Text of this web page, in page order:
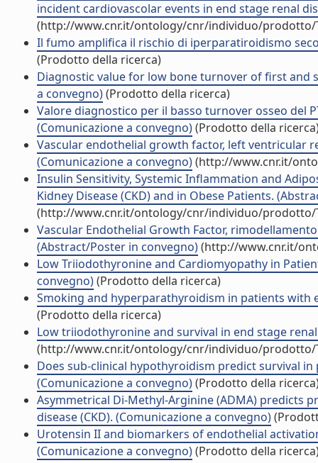
incident cardiovascolar events in end stage renal
(http://www.cnr.it/ontology/cnr/individuo/prodotto/
Il fumo amplifica il rischio di iperparatiroidismo
(Prodotto della ricerca)
Diagnostic value for low bone turnover of first and
a convegno)(Prodotto della ricerca)
Valore diagnostico per il basso turnover osseo del
(Comunicazione a convegno)(Prodotto della
Vascular endothelial growth factor, left ventricular
(Comunicazione a convegno)(http://www.cnr.it/
Insulin Sensitivity, Systemic Inflammation and
Kidney Disease (CKD) and in Obese Patients.
(http://www.cnr.it/ontology/cnr/individuo/prodotto/
Vascular Endothelial Growth Factor,
(Abstract/Poster in convegno)(http://www.cnr.it/
Low Triiodothyronine and Cardiomyopathy in
convegno)(Prodotto della ricerca)
Smoking and hyperparathyroidism in patients with
(Prodotto della ricerca)
Low triiodothyronine and survival in end stage
(http://www.cnr.it/ontology/cnr/individuo/prodotto/
Does sub-clinical hypothyroidism predict survival
(Comunicazione a convegno)(Prodotto della
Asymmetrical Di-Methyl-Arginine (ADMA) predicts
disease (CKD). (Comunicazione a convegno)
Urotensin II and biomarkers of endothelial
(Comunicazione a convegno)(Prodotto della